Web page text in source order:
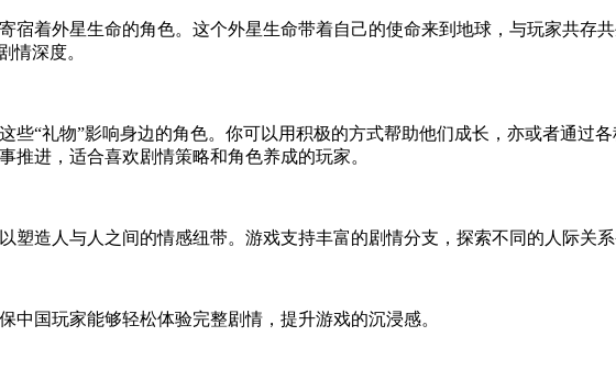
宿着外星生命的角色。这个外星生命带着自己的使命来到地球，与玩家共存
情深度。
些“礼物”影响身边的角色。你可以用积极的方式帮助他们成长，亦或者通过
推进，适合喜欢剧情策略和角色养成的玩家。
塑造人与人之间的情感纽带。游戏支持丰富的剧情分支，探索不同的人际关
中国玩家能够轻松体验完整剧情，提升游戏的沉浸感。